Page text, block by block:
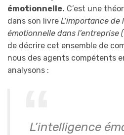
émotionnelle. C’est une
dans son livre L’importance de
émotionnelle dans l’entreprise
de décrire cet ensemble de
nous des agents compétents
analysons :
L’intelligence